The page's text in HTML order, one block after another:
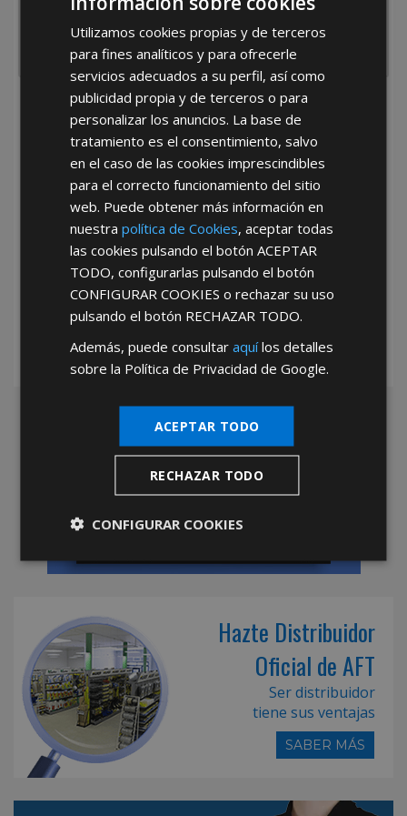
He leído y acepto la Política de Privacidad
*Abstenerse particulares, sólo venta a tiendas y empresas minoristas y
Hazte Distribuidor
Oficial de AFT
Ser distribuidor
tiene sus ventajas
SABER MÁS
Utilizamos cookies propias y de terceros
para fines analíticos y para ofrecerle
servicios adecuados a su perfil, así como
publicidad propia y de terceros o para
personalizar los anuncios. La base de
tratamiento es el consentimiento, salvo
en el caso de las cookies imprescindibles
para el correcto funcionamiento del sitio
web. Puede obtener más información en
nuestrapolítica de Cookies, aceptar todas
las cookies pulsando el botónACEPTAR
TODO, configurarlas pulsando el botón
CONFIGURAR COOKIES o rechazar su uso
pulsando el botón RECHAZAR TODO.
Además, puede consultaraquílos detalles
sobre la Política de Privacidad de Google.
ACEPTAR TODO
RECHAZAR TODO
CONFIGURAR COOKIES